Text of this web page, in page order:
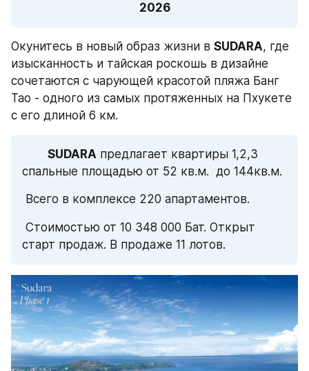
2026
Окунитесь в новый образ жизни в SUDARA, где
изысканность и тайская роскошь в дизайне
сочетаются с чарующей красотой пляжа Банг
Тао - одного из самых протяженных на Пхукете
с его длиной 6 км.
SUDARA предлагает квартиры 1,2,3
старт продаж. В продаже 11 лотов.